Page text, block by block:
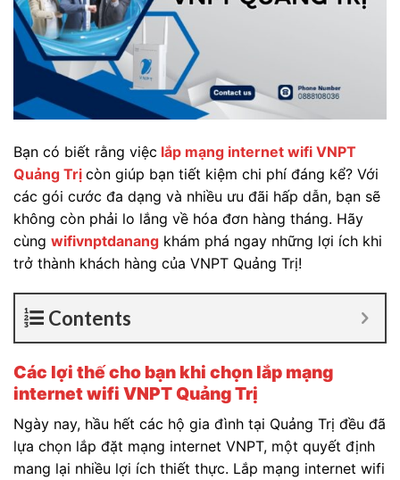
Bạn có biết rằng việc lắp mạng internet wifi VNPT
Quảng Trị còn giúp bạn tiết kiệm chi phí đáng kể? Với
các gói cước đa dạng và nhiều ưu đãi hấp dẫn, bạn sẽ
không còn phải lo lắng về hóa đơn hàng tháng. Hãy
cùng wifivnptdanang khám phá ngay những lợi ích khi
trở thành khách hàng của VNPT Quảng Trị!
Contents
Các lợi thế cho bạn khi chọn lắp mạng
internet wifi VNPT Quảng Trị
Ngày nay, hầu hết các hộ gia đình tại Quảng Trị đều đã
lựa chọn lắp đặt mạng internet VNPT, một quyết định
mang lại nhiều lợi ích thiết thực. Lắp mạng internet wifi